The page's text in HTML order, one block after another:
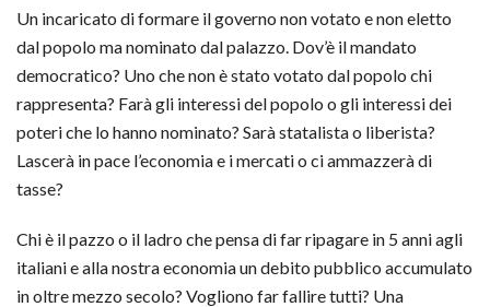
Un incaricato di formare il governo non votato e non eletto
dal popolo ma nominato dal palazzo. Dov’è il mandato
democratico? Uno che non è stato votato dal popolo chi
rappresenta? Farà gli interessi del popolo o gli interessi dei
poteri che lo hanno nominato? Sarà statalista o liberista?
Lascerà in pace l’economia e i mercati o ci ammazzerà di
tasse?
Chi è il pazzo o il ladro che pensa di far ripagare in 5 anni agli
italiani e alla nostra economia un debito pubblico accumulato
in oltre mezzo secolo? Vogliono far fallire tutti? Una